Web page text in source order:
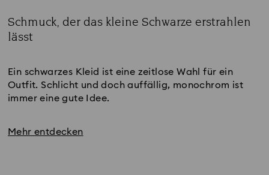
Schmuck, der das kleine Schwarze erstrahlen
lässt
Ein schwarzes Kleid ist eine zeitlose Wahl für ein
Outfit. Schlicht und doch auffällig, monochrom ist
immer eine gute Idee.
Mehr entdecken